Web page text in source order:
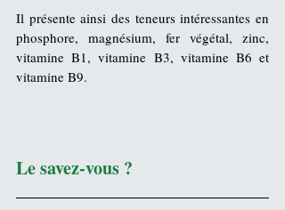
phosphore, magnésium, fer végétal, zinc
vitamine B1, vitamine B3, vitamine B6
vitamine B9.
Le savez-vous ?